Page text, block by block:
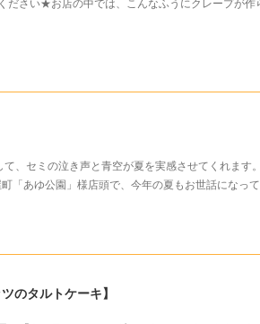
、セミの泣き声と青空が夏を実感させてくれます
「あゆ公園」様店頭で、今年の夏もお世話になっ
のタルトケーキ】